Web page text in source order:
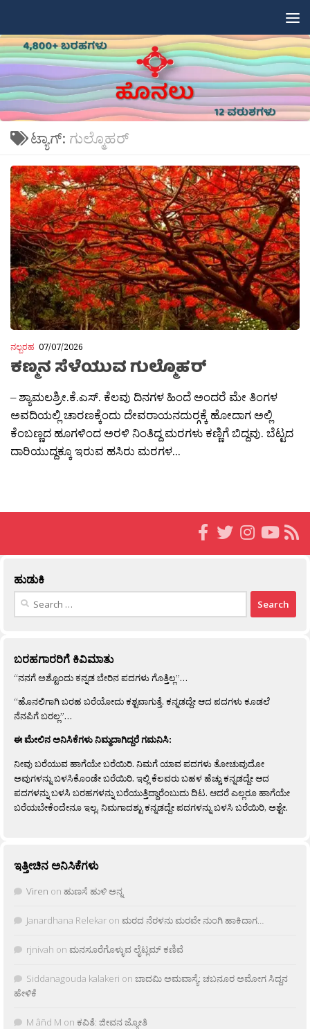
ಟ್ಯಾಗ್: ಗುಲ್ಮೊಹರ್
ನಲ್ಬರಹ 07/07/2026
ಕಣ್ಮನ ಸೆಳೆಯುವ ಗುಲ್ಮೊಹರ್
– ಶ್ಯಾಮಲಶ್ರೀ.ಕೆ.ಎಸ್. ಕೆಲವು ದಿನಗಳ ಹಿಂದೆ ಅಂದರೆ ಮೇ ತಿಂಗಳ
ಅವದಿಯಲ್ಲಿ ಚಾರಣಕ್ಕೆಂದು ದೇವರಾಯನದುರ‍್ಗಕ್ಕೆ ಹೋದಾಗ ಅಲ್ಲಿ
ಕೆಂಬಣ್ಣದ ಹೂಗಳಿಂದ ಅರಳಿ ನಿಂತಿದ್ದ ಮರಗಳು ಕಣ್ಣಿಗೆ ಬಿದ್ದವು. ಬೆಟ್ಟದ
ದಾರಿಯುದ್ದಕ್ಕೂ ಇರುವ ಹಸಿರು ಮರಗಳ...
ಹುಡುಕಿ
Search
ಬರಹಗಾರರಿಗೆ ಕಿವಿಮಾತು
“ನನಗೆ ಅಶ್ಟೊಂದು ಕನ್ನಡ ಬೇರಿನ ಪದಗಳು ಗೊತ್ತಿಲ್ಲ”…
“ಹೊನಲಿಗಾಗಿ ಬರಹ ಬರೆಯೋದು ಕಶ್ಟವಾಗುತ್ತೆ. ಕನ್ನಡದ್ದೇ ಆದ ಪದಗಳು ಕೂಡಲೆ
ನೆನಪಿಗೆ ಬರಲ್ಲ”…
ಈ ಮೇಲಿನ ಅನಿಸಿಕೆಗಳು ನಿಮ್ಮದಾಗಿದ್ದರೆ ಗಮನಿಸಿ:
ನೀವು ಬರೆಯುವ ಹಾಗೆಯೇ ಬರೆಯಿರಿ. ನಿಮಗೆ ಯಾವ ಪದಗಳು ತೋಚುವುದೋ
ಅವುಗಳನ್ನು ಬಳಸಿಕೊಂಡೇ ಬರೆಯಿರಿ. ಇಲ್ಲಿ ಕೆಲವರು ಬಹಳ ಹೆಚ್ಚು ಕನ್ನಡದ್ದೇ ಆದ
ಪದಗಳನ್ನು ಬಳಸಿ ಬರಹಗಳನ್ನು ಬರೆಯುತ್ತಿದ್ದಾರೆಂಬುದು ದಿಟ. ಆದರೆ ಎಲ್ಲರೂ ಹಾಗೆಯೇ
ಬರೆಯಬೇಕೆಂದೇನೂ ಇಲ್ಲ. ನಿಮಗಾದಶ್ಟು ಕನ್ನಡದ್ದೇ ಪದಗಳನ್ನು ಬಳಸಿ ಬರೆಯಿರಿ, ಅಶ್ಟೇ.
ಇತ್ತೀಚಿನ ಅನಿಸಿಕೆಗಳು
Viren on ಹುಣಸೆ ಹುಳಿ ಅನ್ನ
Janardhana Relekar on ಮರದ ನೆರಳನು ಮರವೇ ನುಂಗಿ ಹಾಕಿದಾಗ…
rjnivah on ಮನಸೂರೆಗೊಳ್ಳುವ ಲೈಟ್ಲಮ್ ಕಣಿವೆ
Siddanagouda kalakeri on ಬಾದಮಿ ಅಮವಾಸ್ಯೆ: ಚಬನೂರ ಅಮೋಗ ಸಿದ್ದನ
ಹೇಳಿಕೆ
M âñd M on ಕವಿತೆ: ಜೀವನ ಜ್ಯೋತಿ